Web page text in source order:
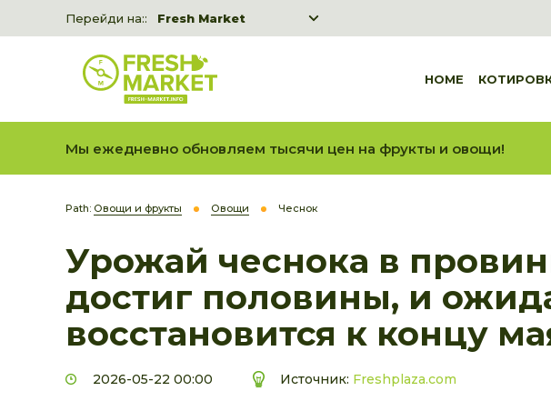
Перейди на::
Fresh Market
Fresh Market event B2B
HOME
Мы ежедневно обновляем тысячи цен на фрукты и овощи!
Path: Овощи и фрукты Овощи Чеснок
Урожай чеснока в
достиг половины, и
восстановится к концу
2026-05-22 00:00 Источник: Freshplaza.com